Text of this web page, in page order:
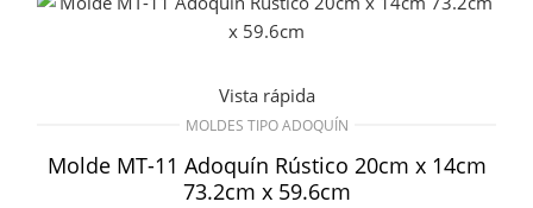
Vista rápida
MOLDES TIPO ADOQUÍN
Molde MT-11 Adoquín Rústico 20cm x 14cm
73.2cm x 59.6cm